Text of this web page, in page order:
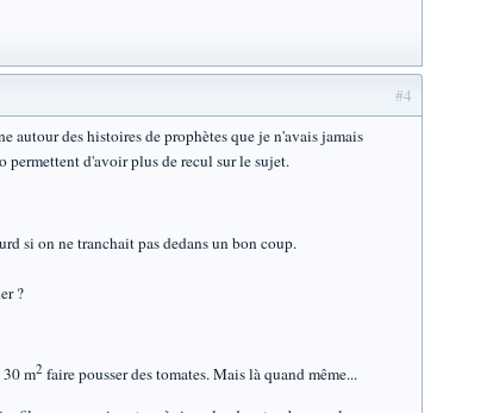
#4
autour des histoires de prophètes que je n'avais jamais
permettent d'avoir plus de recul sur le sujet.
si on ne tranchait pas dedans un bon coup.
?
30 m2 faire pousser des tomates. Mais là quand même...